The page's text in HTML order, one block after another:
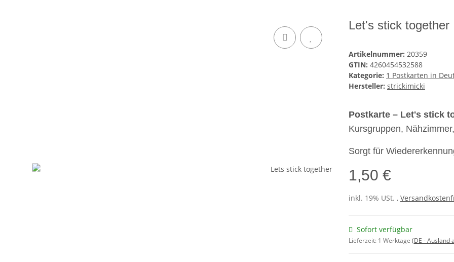
Let's stick together
Artikelnummer: 20359
GTIN: 4260454532588
Kategorie: 1 Postkarten in
Hersteller: strickimicki
Postkarte – Let's stick
Kursgruppen,
Sorgt für
1,50 €
inkl. 19% USt. ,
Sofort verfügbar
Lieferzeit: 1 Werktage (DE - Ausland